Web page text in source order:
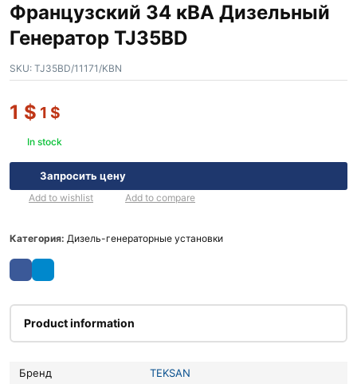
Французский 34 кВА Дизельный
Генератор TJ35BD
SKU: TJ35BD/11171/KBN
1 $ 1 $
In stock
Запросить цену
Add to wishlist Add to compare
Категория: Дизель-генераторные установки
Product information
Бренд
TEKSAN